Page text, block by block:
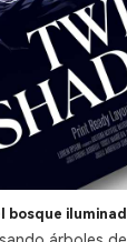
bosque